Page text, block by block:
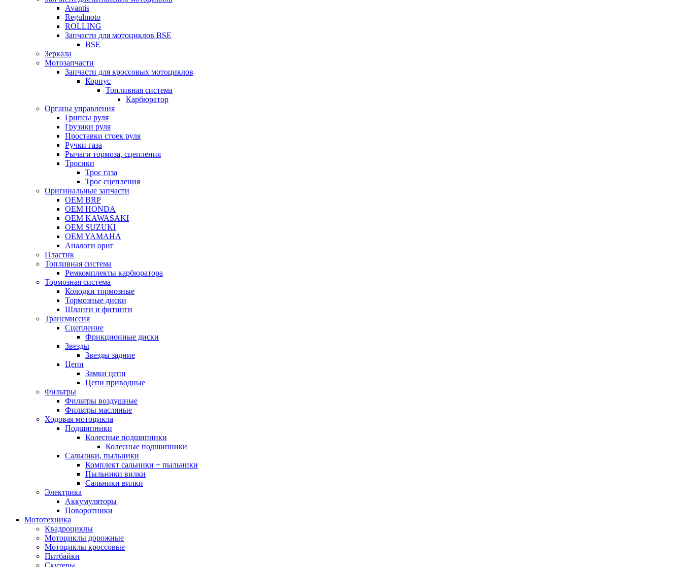
Avantis
Regulmoto
ROLLING
Запчасти для мотоциклов BSE
BSE
Зеркала
Мотозапчасти
Запчасти для кроссовых мотоциклов
Корпус
Топливная система
Карбюратор
Органы управления
Грипсы руля
Грузики руля
Проставки стоек руля
Ручки газа
Рычаги тормоза, сцепления
Тросики
Трос газа
Трос сцепления
Оригинальные запчасти
OEM BRP
OEM HONDA
OEM KAWASAKI
OEM SUZUKI
OEM YAMAHA
Аналоги ориг
Пластик
Топливная система
Ремкомплекты карбюратора
Тормозная система
Колодки тормозные
Тормозные диски
Шланги и фитинги
Трансмиссия
Cцепление
Фрикционные диски
Звезды
Звезды задние
Цепи
Замки цепи
Цепи приводные
Фильтры
Фильтры воздушные
Фильтры масляные
Ходовая мотоцикла
Подшипники
Колесные подшипники
Колесные подшипники
Сальники, пыльники
Комплект сальники + пыльники
Пыльники вилки
Сальники вилки
Электрика
Аккумуляторы
Поворотники
Мототехника
Квадроциклы
Мотоциклы дорожные
Мотоциклы кроссовые
Питбайки
Скутеры